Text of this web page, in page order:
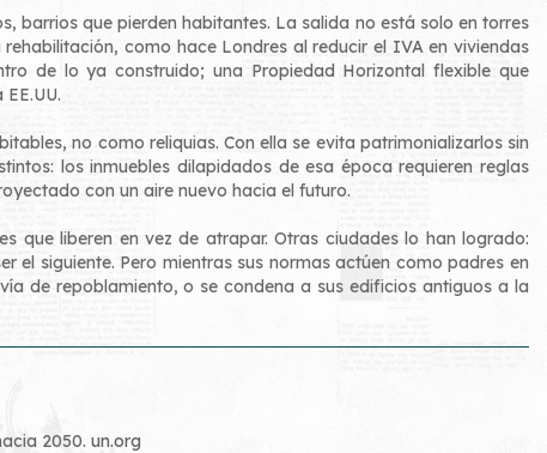
barrios que pierden habitantes. La salida no está solo en torres
como hace Londres al reducir el IVA en viviendas
de lo ya construido; una Propiedad Horizontal flexible que
no como reliquias. Con ella se evita patrimonializarlos sin
los inmuebles dilapidados de esa época requieren reglas
con un aire nuevo hacia el futuro.
que liberen en vez de atrapar. Otras ciudades lo han logrado:
el siguiente. Pero mientras sus normas actúen como padres en
de repoblamiento, o se condena a sus edificios antiguos a la
2050. un.org